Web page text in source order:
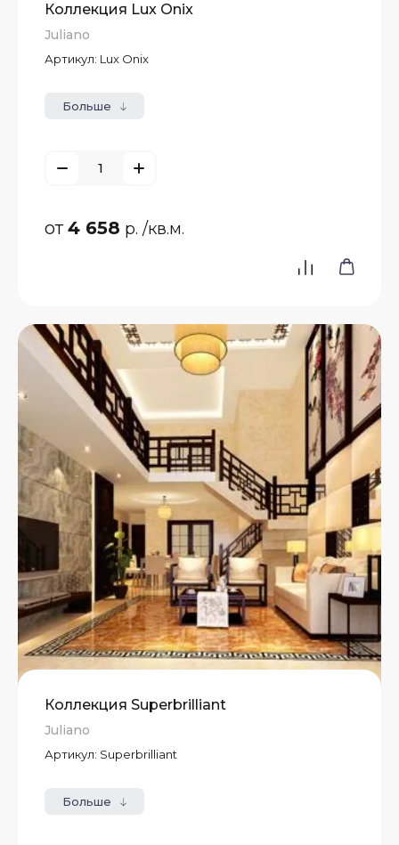
Коллекция Lux Onix
Juliano
Артикул: Lux Onix
Больше
от4 658 р. /кв.м.
Коллекция Superbrilliant
Juliano
Артикул: Superbrilliant
Больше